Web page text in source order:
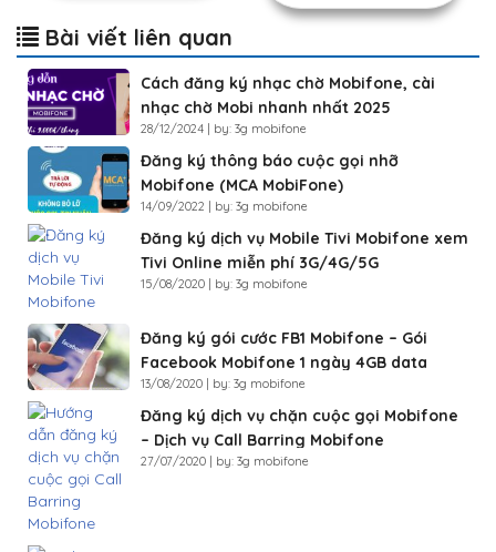
Bài viết liên quan
Cách đăng ký nhạc chờ Mobifone, cài
nhạc chờ Mobi nhanh nhất 2025
28/12/2024 | by: 3g mobifone
Đăng ký thông báo cuộc gọi nhỡ
Mobifone (MCA MobiFone)
14/09/2022 | by: 3g mobifone
Đăng ký dịch vụ Mobile Tivi Mobifone xem
Tivi Online miễn phí 3G/4G/5G
15/08/2020 | by: 3g mobifone
Đăng ký gói cước FB1 Mobifone – Gói
Facebook Mobifone 1 ngày 4GB data
13/08/2020 | by: 3g mobifone
Đăng ký dịch vụ chặn cuộc gọi Mobifone
– Dịch vụ Call Barring Mobifone
27/07/2020 | by: 3g mobifone